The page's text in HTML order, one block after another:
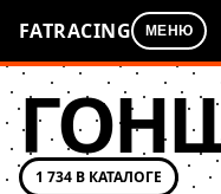
FATRACING МЕНЮ
1 734 В КАТАЛОГЕ